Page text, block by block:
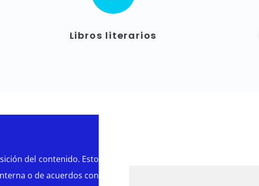
Libros literarios
del contenido. Esto
o de acuerdos con